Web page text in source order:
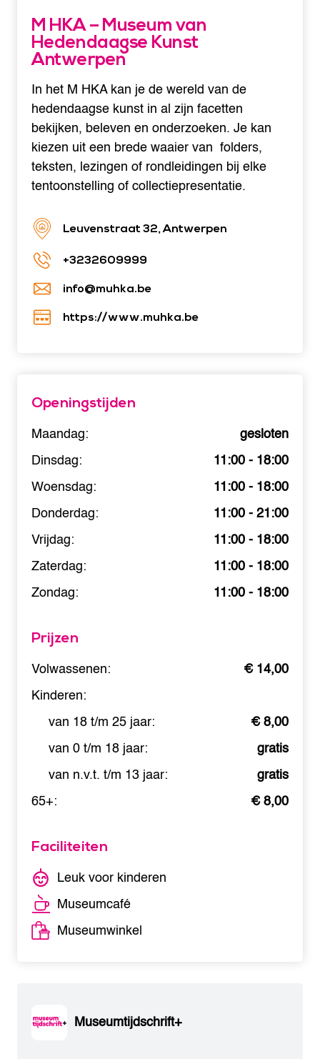
M HKA – Museum van
Hedendaagse Kunst
Antwerpen
In het M HKA kan je de wereld van de
hedendaagse kunst in al zijn facetten
bekijken, beleven en onderzoeken. Je kan
kiezen uit een brede waaier van folders,
teksten, lezingen of rondleidingen bij elke
tentoonstelling of collectiepresentatie.
Leuvenstraat 32, Antwerpen
+3232609999
info@muhka.be
https://www.muhka.be
Openingstijden
Maandag:
gesloten
Dinsdag:
11:00 - 18:00
Woensdag:
11:00 - 18:00
Donderdag:
11:00 - 21:00
Vrijdag:
11:00 - 18:00
Zaterdag:
11:00 - 18:00
Zondag:
11:00 - 18:00
Prijzen
Volwassenen:
€ 14,00
Kinderen:
van 18 t/m 25 jaar:
€ 8,00
van 0 t/m 18 jaar:
gratis
van n.v.t. t/m 13 jaar:
gratis
65+:
€ 8,00
Faciliteiten
Leuk voor kinderen
Museumcafé
Museumwinkel
Museumtijdschrift+